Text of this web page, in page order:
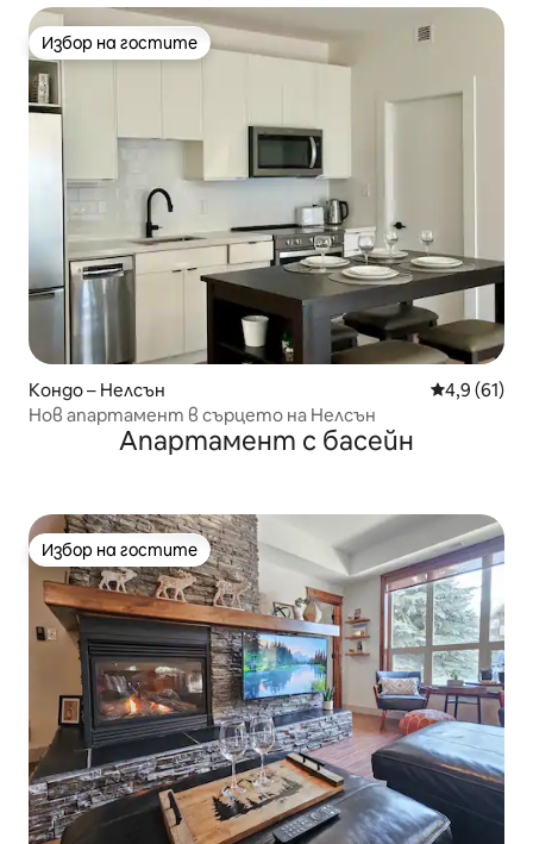
Избор на гостите
Избор на гостите
Кондо – Нелсън Средна
4,9 (61)
Нов апартамент в сърцето на Нелсън
Апартамент с басейн
Избор на гостите
Избор на гостите